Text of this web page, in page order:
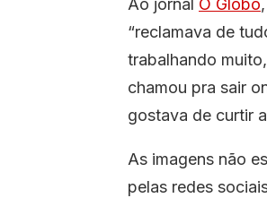
Ao jornal O Globo
“reclamava de
trabalhando
chamou pra sair
gostava de curtir
As imagens não
pelas redes